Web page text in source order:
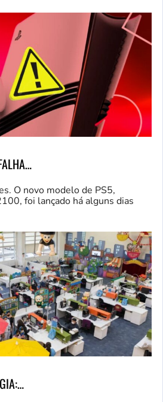
O novo modelo de PS5,
foi lançado há alguns dias